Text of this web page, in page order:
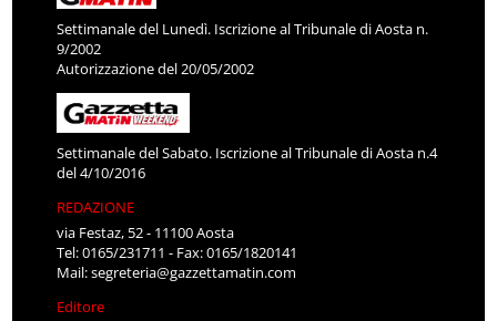
Settimanale del Lunedì. Iscrizione al Tribunale di Aosta n.
9/2002
Autorizzazione del 20/05/2002
Settimanale del Sabato. Iscrizione al Tribunale di Aosta n.4
del 4/10/2016
REDAZIONE
via Festaz, 52 - 11100 Aosta
Tel: 0165/231711 - Fax: 0165/1820141
Mail:segreteria@gazzettamatin.com
Editore